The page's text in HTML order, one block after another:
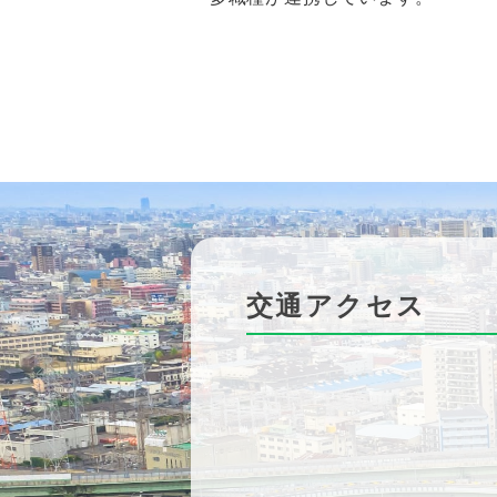
交通アクセス